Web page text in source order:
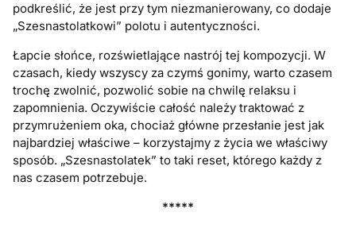
podkreślić, że jest przy tym niezmanierowany, co dodaje
„Szesnastolatkowi” polotu i autentyczności.
Łapcie słońce, rozświetlające nastrój tej kompozycji. W
czasach, kiedy wszyscy za czymś gonimy, warto czasem
trochę zwolnić, pozwolić sobie na chwilę relaksu i
zapomnienia. Oczywiście całość należy traktować z
przymrużeniem oka, chociaż główne przesłanie jest jak
najbardziej właściwe – korzystajmy z życia we właściwy
sposób. „Szesnastolatek” to taki reset, którego każdy z
nas czasem potrzebuje.
*****